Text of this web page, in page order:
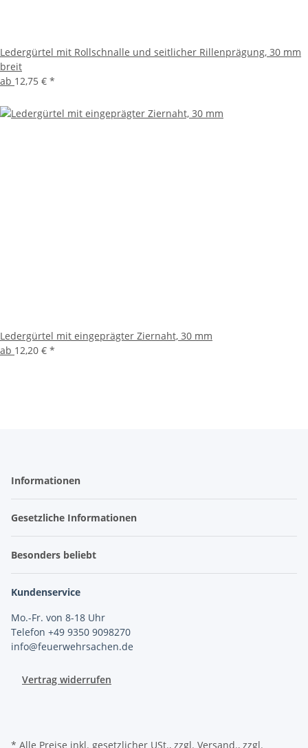
Ledergürtel mit Rollschnalle und seitlicher Rillenprägung, 30 mm
breit
ab 12,75 € *
Ledergürtel mit eingeprägter Ziernaht, 30 mm
ab 12,20 € *
Informationen
Gesetzliche Informationen
Besonders beliebt
Kundenservice
Mo.-Fr. von 8-18 Uhr
Telefon +49 9350 9098270
info@feuerwehrsachen.de
Vertrag widerrufen
* Alle Preise inkl. gesetzlicher USt., zzgl. Versand., zzgl.